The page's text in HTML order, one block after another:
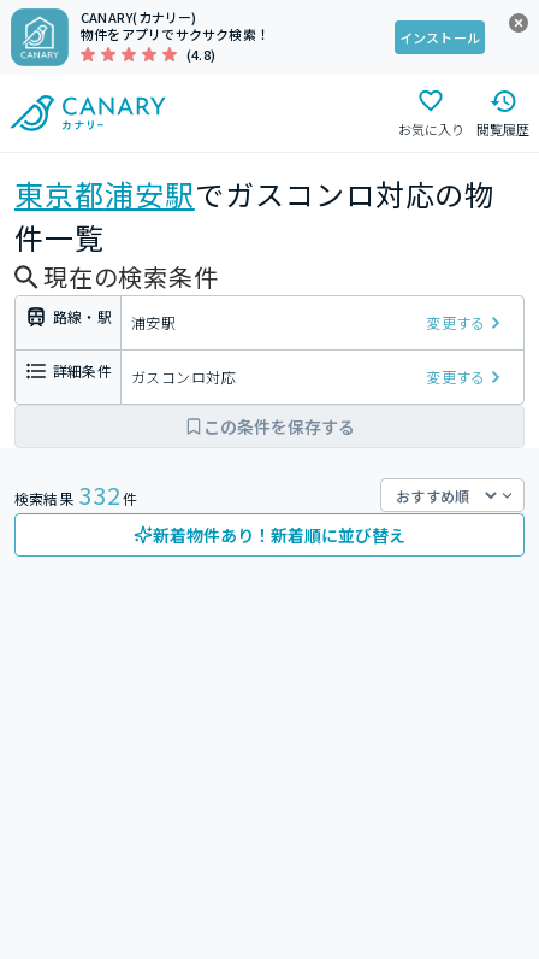
CANARY(カナリー)
物件をアプリでサクサク検索！
(4.8)
インストール
お気に入り 閲覧履歴
東京都浦安駅でガスコンロ対応の物
件一覧
現在の検索条件
路線・駅 浦安駅 変更する
詳細条件 ガスコンロ対応 変更する
この条件を保存する
検索結果 332件
新着物件あり！新着順に並び替え